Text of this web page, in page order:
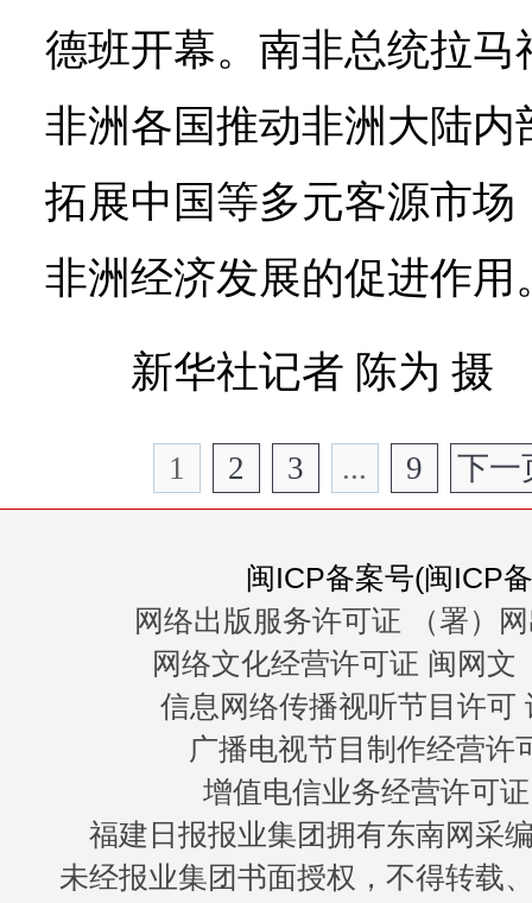
德班开幕。南非总统拉
非洲各国推动非洲大陆
拓展中国等多元客源市
非洲经济发展的促进作用
新华社记者 陈为 摄
1 2 3 ... 9 下一
闽ICP备案号(闽ICP
网络出版服务许可证 （署）
网络文化经营许可证 闽网文
信息网络传播视听节目许可
广播电视节目制作经营许
增值电信业务经营许可
福建日报报业集团拥有东南网采
未经报业集团书面授权，不得转载